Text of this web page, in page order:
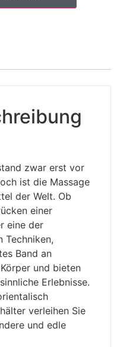
zwar erst vor
ist die Massage
der Welt. Ob
einer
eine der
Techniken,
Band an
und bieten
Erlebnisse.
verleihen Sie
und edle